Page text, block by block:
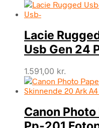
Lacie
Usb Gen 24
1.591,00 kr.
Canon